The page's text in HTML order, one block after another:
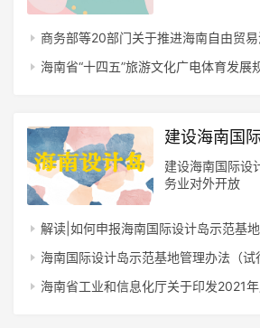
商务部等20部门关于推进海南自由贸
海南省“十四五”旅游文化广电体育发展
建设海南国
建设海南国际设
务业对外开放
解读|如何申报海南国际设计岛示范基
海南国际设计岛示范基地管理办法（试
海南省工业和信息化厅关于印发2021